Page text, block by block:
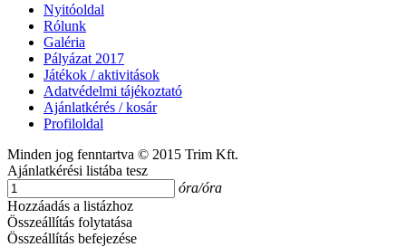
Nyitóoldal
Rólunk
Galéria
Pályázat 2017
Játékok / aktivitások
Adatvédelmi tájékoztató
Ajánlatkérés / kosár
Profiloldal
Minden jog fenntartva © 2015 Trim Kft.
Ajánlatkérési listába tesz
óra/óra
Hozzáadás a listázhoz
Összeállítás folytatása
Összeállítás befejezése